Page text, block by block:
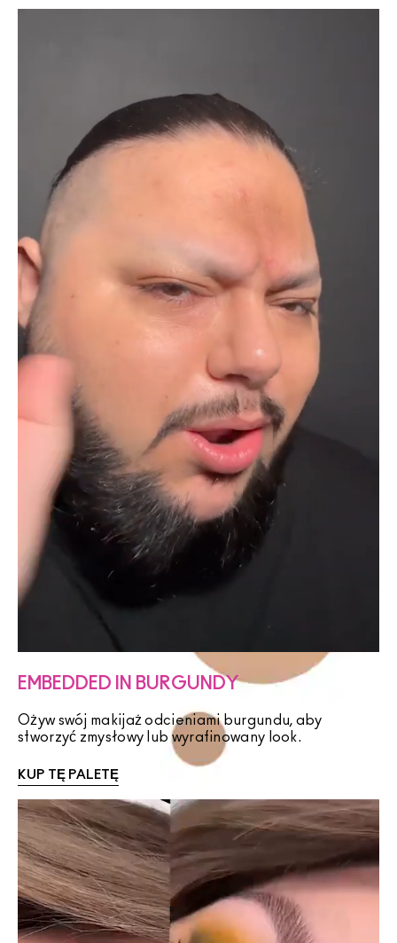
EMBEDDED IN BURGUNDY
Ożyw swój makijaż odcieniami burgundu, aby
stworzyć zmysłowy lub wyrafinowany look.
KUP TĘ PALETĘ